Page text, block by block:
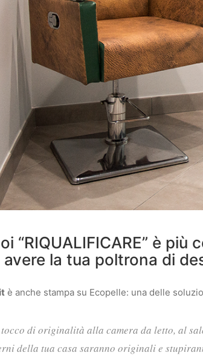
“RIQUALIFICARE” è più
avere la tua poltrona di
è anche stampa su Ecopelle: una delle
di originalità alla camera da letto, al
della tua casa saranno originali e